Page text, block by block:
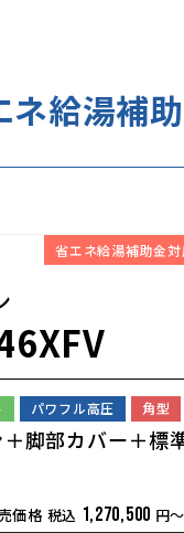
ネ給湯補
省エネ給湯補助金
パワフル高圧 角型
＋脚部カバー＋標
価格 税込 1,270,500 円～